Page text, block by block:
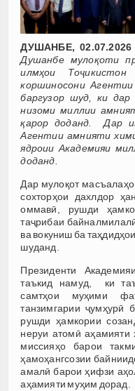
ДУШАНБЕ,
Душанбе мулоқоти
илмҳои
коршиносони
баргузор шуд, ки
низоми миллии
қарор доданд. Дар
Агентии амнияти
ядроии Академияи
доданд.
Дар мулоқот
сохторҳои дахлдор
оммавӣ, рушди
таҷрибаи
ва вокуниш ба
шуданд.
Президенти
таъкид намуд, ки
самтҳои муҳими
танзимгарии ҷумҳурӣ
рушди ҳамкории
неруи атомӣ аҳамияти
миссияҳо барои
ҳамоҳангсозии
амалӣ барои ҳифзи
аҳамияти муҳим дорад.